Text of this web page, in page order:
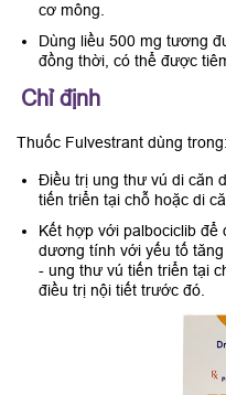
cơ mông.
Dùng liều 500 mg tương
đồng thời, có thể được
Chỉ định
Thuốc Fulvestrant dùng trong:
Điều trị ung thư vú di căn
tiến triển tại chỗ hoặc di
Kết hợp với palbociclib để
dương tính với yếu tố
- ung thư vú tiến triển tại
điều trị nội tiết trước đó.